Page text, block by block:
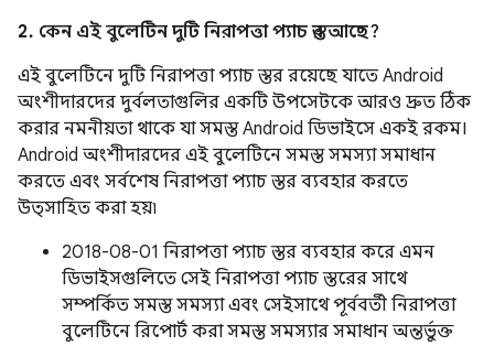
2. কেন এই বুলেটিন দুটি নিরাপত্তা প্যাচ স্তর আছে?
এই বুলেটিনে দুটি নিরাপত্তা প্যাচ স্তর রয়েছে যাতে Android
অংশীদারদের দুর্বলতাগুলির একটি উপসেটকে আরও দ্রুত ঠিক
করার নমনীয়তা থাকে যা সমস্ত Android ডিভাইসে একই রকম।
Android অংশীদারদের এই বুলেটিনে সমস্ত সমস্যা সমাধান
করতে এবং সর্বশেষ নিরাপত্তা প্যাচ স্তর ব্যবহার করতে
উত্সাহিত করা হয়৷
2018-08-01 নিরাপত্তা প্যাচ স্তর ব্যবহার করে এমন
ডিভাইসগুলিতে সেই নিরাপত্তা প্যাচ স্তরের সাথে
সম্পর্কিত সমস্ত সমস্যা এবং সেইসাথে পূর্ববর্তী নিরাপত্তা
বুলেটিনে রিপোর্ট করা সমস্ত সমস্যার সমাধান অন্তর্ভুক্ত